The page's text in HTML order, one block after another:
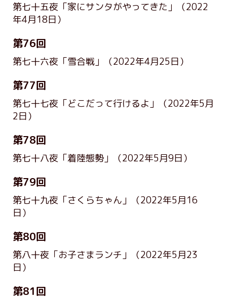
第七十五夜「家にサンタがやってきた」
（2022
年4月18日）
第76回
第七十六夜「雪合戦」 （2022年4月25日）
第77回
第七十七夜「どこだって行けるよ」
（2022年5月
2日）
第78回
第七十八夜「着陸態勢」 （2022年5月9日）
第79回
第七十九夜「さくらちゃん」
（2022年5月16
日）
第80回
第八十夜「お子さまランチ」
（2022年5月23
日）
第81回